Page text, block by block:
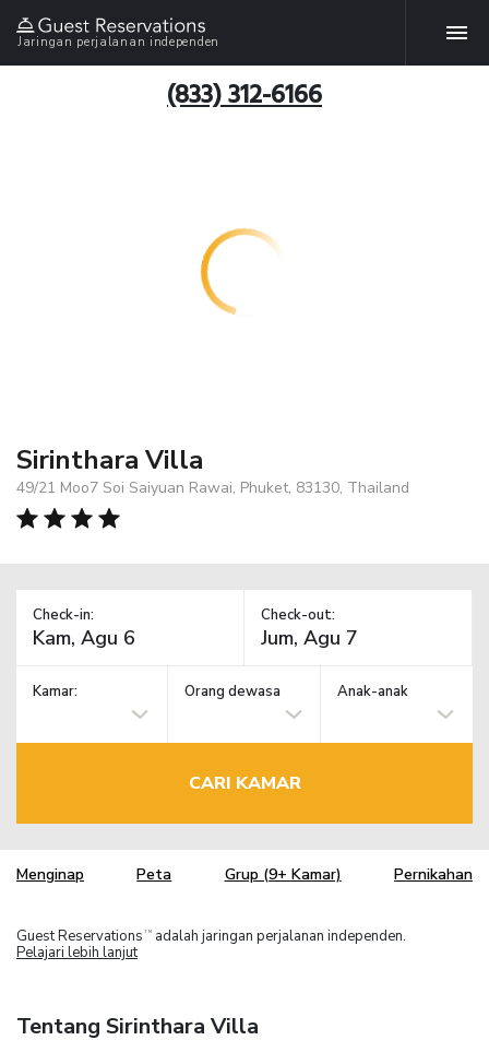
Jaringan perjalanan independen
(833) 312-6166
Sirinthara Villa
49/21 Moo7 Soi Saiyuan Rawai, Phuket, 83130, Thailand
Check-in: Check-out:
Kamar: Orang dewasa Anak-anak
CARI KAMAR
Menginap Peta Grup (9+ Kamar) Pernikahan
Guest Reservations TM
adalah jaringan perjalanan independen.
Pelajari lebih lanjut
Tentang Sirinthara Villa